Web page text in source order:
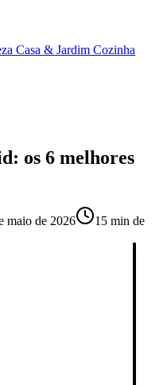
Casa & Jardim Cozinha
os 6 melhores
maio de 2026
15 min de